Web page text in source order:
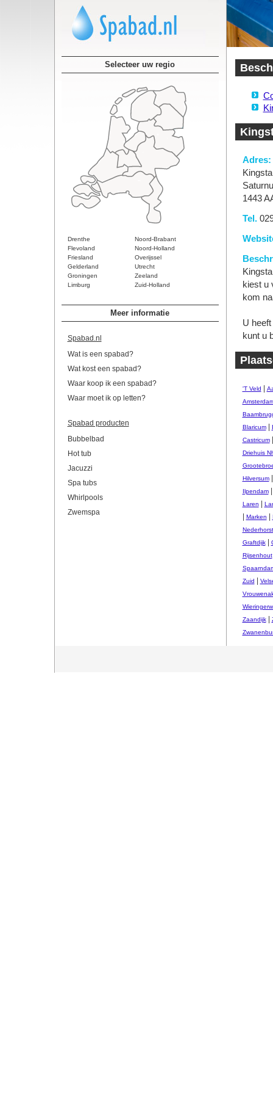
Selecteer uw regio
Drenthe
Noord-Brabant
Flevoland
Noord-Holland
Friesland
Overijssel
Gelderland
Utrecht
Groningen
Zeeland
Limburg
Zuid-Holland
Meer informatie
Spabad.nl
Wat is een spabad?
Wat kost een spabad?
Waar koop ik een spabad?
Waar moet ik op letten?
Spabad producten
Bubbelbad
Hot tub
Jacuzzi
Spa tubs
Whirlpools
Zwemspa
Adres:
1443
Tel.
kiest u
kom
U
kunt u
'T Veld
Blaricum|
Castricum
Driehuis
Hilversum
Ilpendam
Laren
Marken
Graftdijk|
Rijsenhout
Zuid
Zaandijk|